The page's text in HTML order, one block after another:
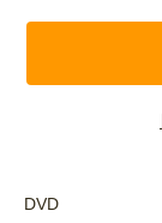
DVD